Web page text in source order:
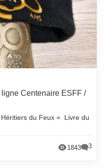
Centenaire ESFF /
du Feux = Livre du
1843 3